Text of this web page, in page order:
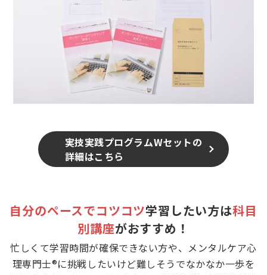
実技実践プログラムWセットの
詳細はこちら
自分のペースでコツコツ学習したい方は科目
別講座がおすすめ！
忙しくて学習時間が確保できない方や、メンタルケア心
理専門士®に挑戦したいけど難しそうでなかなか一歩を